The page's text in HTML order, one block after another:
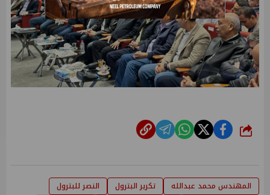
شارك
المهندس محمد عبدالله تكرير البترول
النصر للبترول